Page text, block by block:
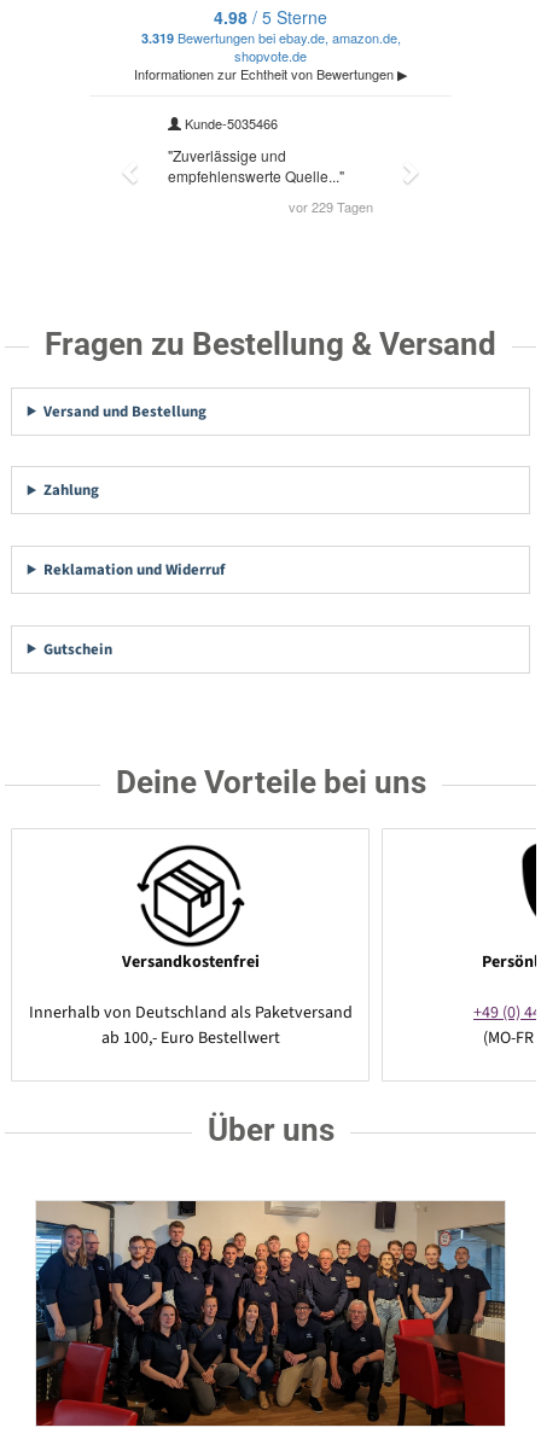
Fragen zu Bestellung & Versand
Versand und Bestellung
Zahlung
Reklamation und Widerruf
Gutschein
Deine Vorteile bei uns
Versandkostenfrei
Innerhalb von Deutschland als Paketversand
ab 100,- Euro Bestellwert
+49 (0)
(MO-
Über uns